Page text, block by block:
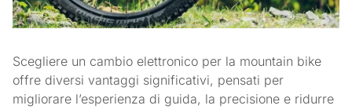
Scegliere un cambio elettronico per la mountain bike
offre diversi vantaggi significativi, pensati per
migliorare l’esperienza di guida, la precisione e ridurre